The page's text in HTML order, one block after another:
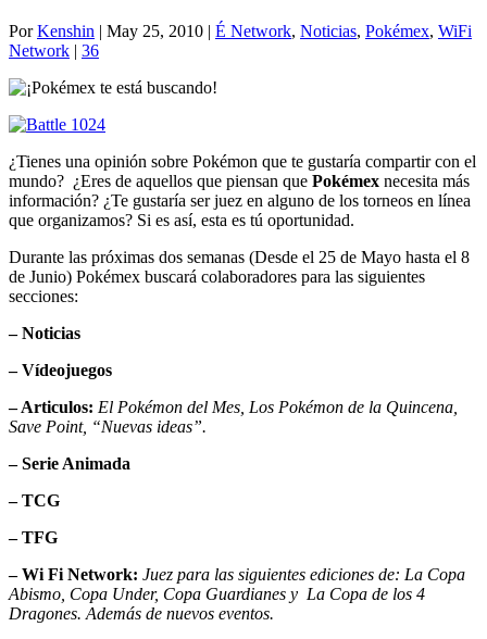
PorKenshin | May 25, 2010 | É Network, Noticias, Pokémex, WiFi
Network | 36
¿Tienes una opinión sobre Pokémon que te gustaría compartir con el
mundo? ¿Eres de aquellos que piensan que Pokémex necesita más
información? ¿Te gustaría ser juez en alguno de los torneos en línea
que organizamos? Si es así, esta es tú oportunidad.
Durante las próximas dos semanas (Desde el 25 de Mayo hasta el 8
de Junio) Pokémex buscará colaboradores para las siguientes
secciones:
– Noticias
– Vídeojuegos
– Articulos: El Pokémon del Mes, Los Pokémon de la Quincena,
Save Point, “Nuevas ideas”.
– Serie Animada
– TCG
– TFG
– Wi Fi Network: Juez para las siguientes ediciones de: La Copa
Abismo, Copa Under, Copa Guardianes y La Copa de los 4
Dragones. Además de nuevos eventos.